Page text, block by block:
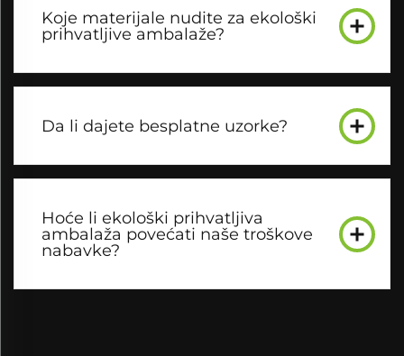
Koje materijale nudite za ekološki
prihvatljive ambalaže?
Da li dajete besplatne uzorke?
Hoće li ekološki prihvatljiva
ambalaža povećati naše troškove
nabavke?